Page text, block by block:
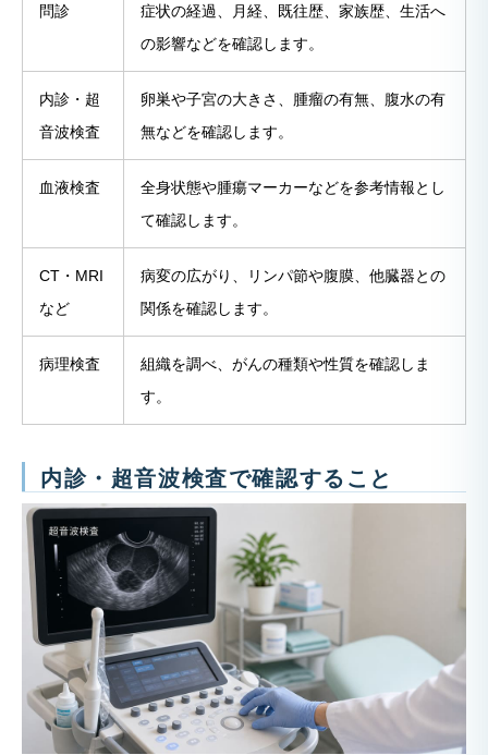
問診
症状の経過、月経、既往歴、家族歴、生活へ
の影響などを確認します。
内診・超
音波検査
卵巣や子宮の大きさ、腫瘤の有無、腹水の有
無などを確認します。
血液検査
全身状態や腫瘍マーカーなどを参考情報とし
て確認します。
CT・MRI
など
病変の広がり、リンパ節や腹膜、他臓器との
関係を確認します。
病理検査
組織を調べ、がんの種類や性質を確認しま
す。
内診・超音波検査で確認すること